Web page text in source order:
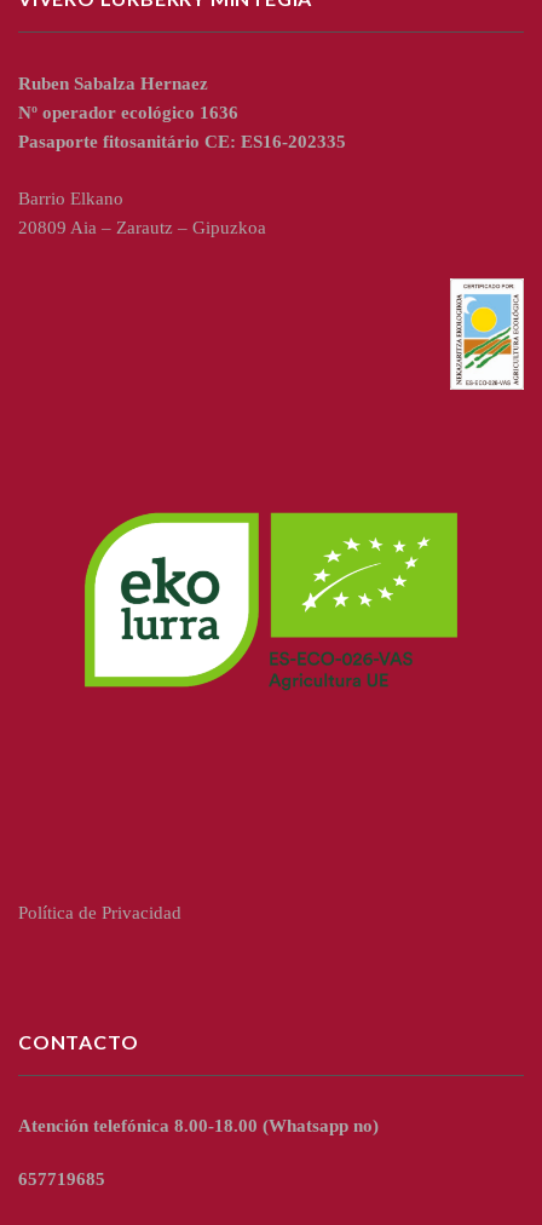
Ruben Sabalza Hernaez
Nº operador ecológico 1636
Pasaporte fitosanitário CE: ES16-202335
Barrio Elkano
20809 Aia – Zarautz – Gipuzkoa
Política de Privacidad
CONTACTO
Atención telefónica 8.00-18.00 (Whatsapp no)
657719685